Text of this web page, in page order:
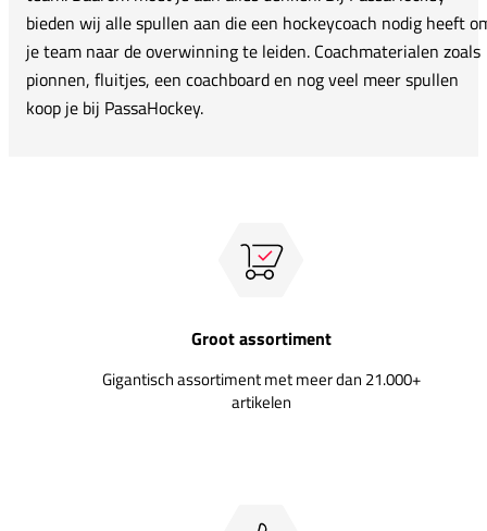
bieden wij alle spullen aan die een hockeycoach nodig heeft
je team naar de overwinning te leiden. Coachmaterialen zoals
pionnen, fluitjes, een coachboard en nog veel meer spullen
koop je bij PassaHockey.
Groot assortiment
Gigantisch assortiment met meer dan 21.000+
artikelen